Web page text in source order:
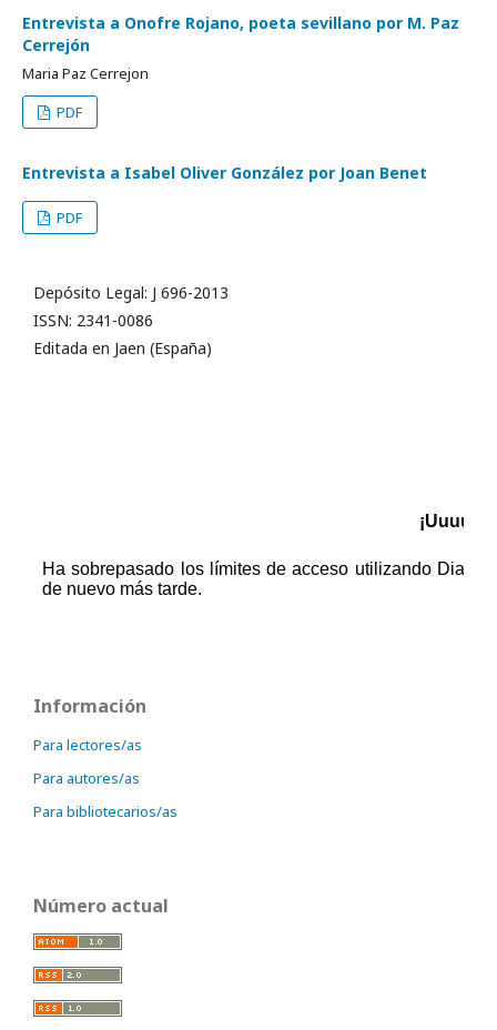
Entrevista a Onofre Rojano, poeta sevillano por M. Paz
Cerrejón
Maria Paz Cerrejon
PDF
Entrevista a Isabel Oliver González por Joan Benet
PDF
Depósito Legal: J 696-2013
ISSN: 2341-0086
Editada en Jaen (España)
Información
Para lectores/as
Para autores/as
Para bibliotecarios/as
Número actual